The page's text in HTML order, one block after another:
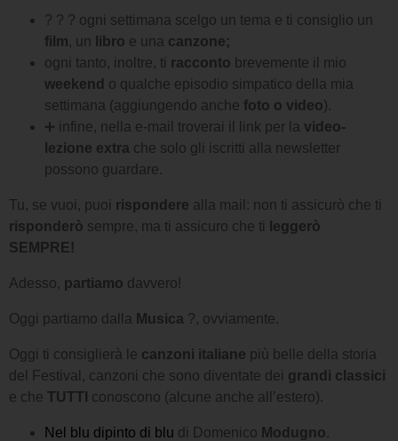
? ? ? ogni settimana scelgo un tema e ti consiglio un
film, un libro e una canzone;
ogni tanto, inoltre, ti racconto brevemente il mio
weekend o qualche episodio simpatico della mia
settimana (aggiungendo anche foto o video).
➕ infine, nella e-mail troverai il link per la video-
lezione extra che solo gli iscritti alla newsletter
possono guardare.
Tu, se vuoi, puoi rispondere alla mail: non ti assicurò che ti
risponderò sempre, ma ti assicuro che ti
leggerò
SEMPRE!
Adesso, partiamo davvero!
Oggi partiamo dalla Musica ?, ovviamente.
Oggi ti consiglierà le canzoni italiane più belle della storia
del Festival, canzoni che sono diventate dei grandi classici
e che TUTTI conoscono (alcune anche all’estero).
Nel blu dipinto di blu di Domenico Modugno.